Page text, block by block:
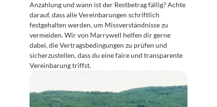
Anzahlung und wann ist der Restbetrag fällig? Achte
darauf, dass alle Vereinbarungen schriftlich
festgehalten werden, um Missverständnisse zu
vermeiden. Wir von Marrywell helfen dir gerne
dabei, die Vertragsbedingungen zu prüfen und
sicherzustellen, dass du eine faire und transparente
Vereinbarung triffst.